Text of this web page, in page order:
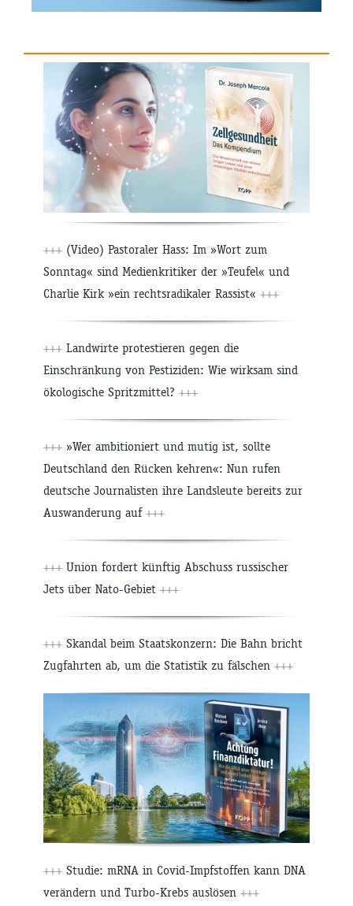
+++ (Video) Pastoraler Hass: Im »Wort zum
Sonntag« sind Medienkritiker der »Teufel« und
Charlie Kirk »ein rechtsradikaler Rassist« +++
+++ Landwirte protestieren gegen die
Einschränkung von Pestiziden: Wie wirksam sind
ökologische Spritzmittel? +++
+++ »Wer ambitioniert und mutig ist, sollte
Deutschland den Rücken kehren«: Nun rufen
deutsche Journalisten ihre Landsleute bereits zur
Auswanderung auf +++
+++ Union fordert künftig Abschuss russischer
Jets über Nato-Gebiet +++
+++ Skandal beim Staatskonzern: Die Bahn bricht
Zugfahrten ab, um die Statistik zu fälschen +++
+++ Studie: mRNA in Covid-Impfstoffen kann DNA
verändern und Turbo-Krebs auslösen +++